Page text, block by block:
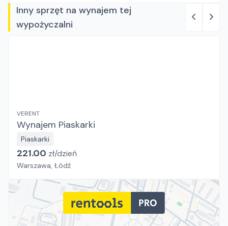
Inny sprzęt na wynajem tej
wypożyczalni
VERENT
Wynajem Piaskarki
Piaskarki
221.00 zł/dzień
Warszawa, Łódź